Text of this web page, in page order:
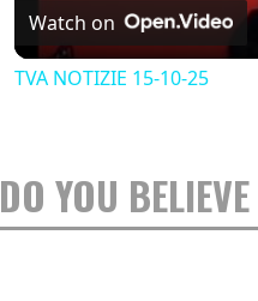
Watch on
TVA NOTIZIE 15-10-25
DO YOU